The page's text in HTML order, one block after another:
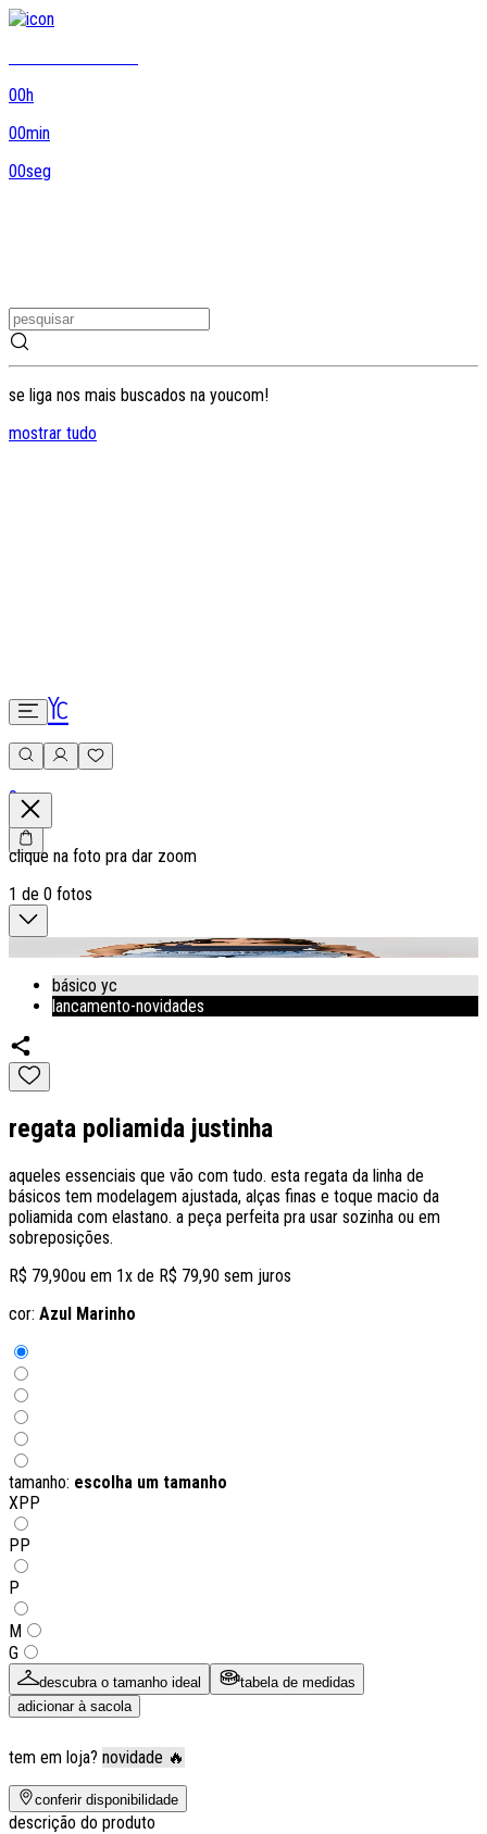
00h
00min
00seg
se liga nos mais buscados na youcom!
mostrar tudo
0
clique na foto pra dar zoom
1 de 0 fotos
básico yc
lancamento-novidades
regata poliamida justinha
aqueles essenciais que vão com tudo. esta regata da linha de
básicos tem modelagem ajustada, alças finas e toque macio da
poliamida com elastano. a peça perfeita pra usar sozinha ou em
sobreposições.
R$ 79,90ou em 1x de R$ 79,90 sem juros
cor: Azul Marinho
tamanho: escolha um tamanho
XPP
PP
P
M
G
descubra o tamanho ideal
tabela de medidas
adicionar à sacola
tem em loja? novidade 🔥
conferir disponibilidade
descrição do produto